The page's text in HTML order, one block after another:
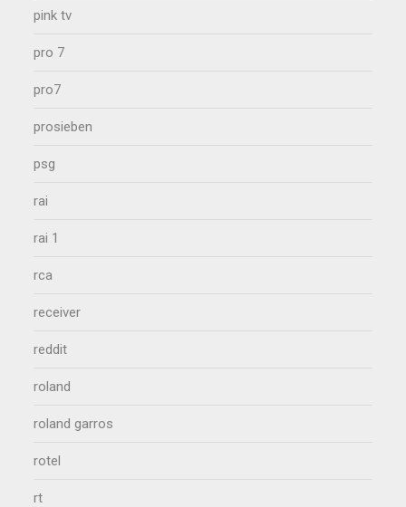
pink tv
pro 7
pro7
prosieben
psg
rai
rai 1
rca
receiver
reddit
roland
roland garros
rotel
rt